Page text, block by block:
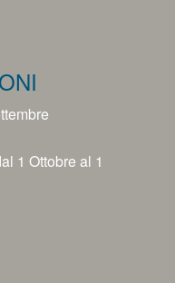
1 Ottobre al 1